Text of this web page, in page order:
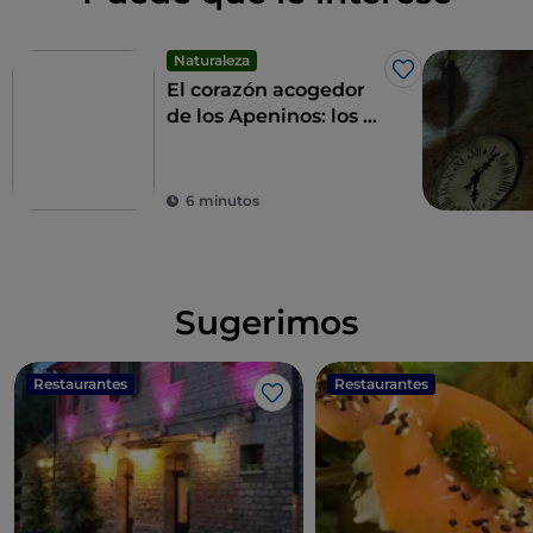
Naturaleza
Me gusta
El corazón acogedor
de los Apeninos: los 9
6 minutos
Sugerimos
Restaurantes
Me gusta
Restaurantes